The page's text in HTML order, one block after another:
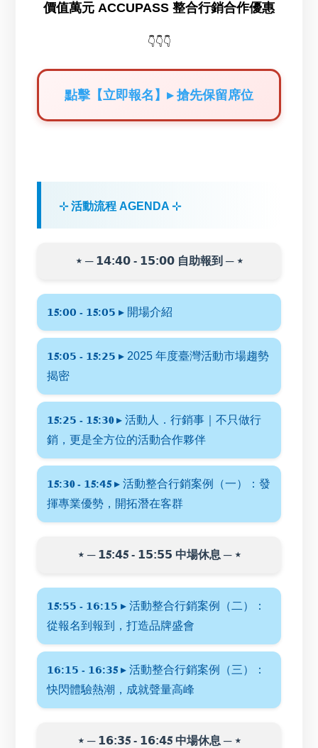
價值萬元 ACCUPASS 整合行銷合作優惠
👇👇👇
點擊【立即報名】▸ 搶先保留席位
⊹ 活動流程 AGENDA ⊹
⋆ ─ 𝟭𝟰:𝟰𝟬 - 𝟭𝟱:𝟬𝟬 自助報到 ─ ⋆
𝟭𝟓:𝟬𝟬 - 𝟭𝟓:𝟬𝟱 ▸ 開場介紹
𝟭𝟓:𝟬𝟱 - 𝟭𝟓:𝟮𝟱 ▸ 2025 年度臺灣活動市場趨勢
揭密
𝟭𝟓:𝟮𝟱 - 𝟭𝟓:𝟯𝟎 ▸ 活動人．行銷事｜不只做行
銷，更是全方位的活動合作夥伴
𝟭𝟓:𝟯𝟎 - 𝟭𝟓:𝟰𝟓 ▸ 活動整合行銷案例（一）：發
揮專業優勢，開拓潛在客群
⋆ ─ 𝟭𝟓:𝟰𝟓 - 𝟭𝟱:𝟱𝟱 中場休息 ─ ⋆
𝟭𝟓:𝟱𝟱 - 𝟭𝟲:𝟭𝟱 ▸ 活動整合行銷案例（二）：
從報名到報到，打造品牌盛會
𝟭𝟲:𝟭𝟱 - 𝟭𝟲:𝟯𝟓 ▸ 活動整合行銷案例（三）：
快閃體驗熱潮，成就聲量高峰
⋆ ─ 𝟭𝟲:𝟯𝟓 - 𝟭𝟲:𝟰𝟓 中場休息 ─ ⋆